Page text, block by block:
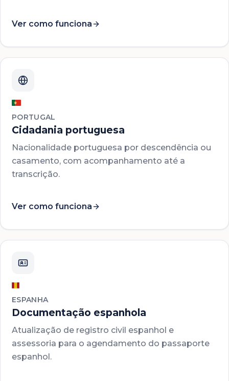
Ver como funciona
PORTUGAL
Cidadania portuguesa
Nacionalidade portuguesa por descendência ou
casamento, com acompanhamento até a
transcrição.
Ver como funciona
ESPANHA
Documentação espanhola
Atualização de registro civil espanhol e
assessoria para o agendamento do passaporte
espanhol.